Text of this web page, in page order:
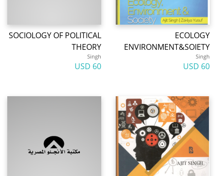
ECOLOGY
ENVIRONMENT&SOIETY
Singh
60 USD
SOCIOLOGY OF POLITICAL
THEORY
Singh
60 USD